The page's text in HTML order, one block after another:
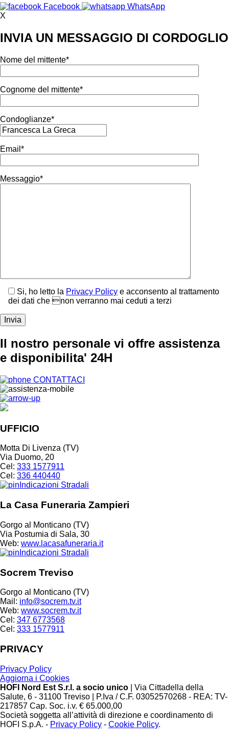
Facebook
WhatsApp
X
INVIA UN MESSAGGIO DI CORDOGLIO
Nome del mittente*
Cognome del mittente*
Condoglianze*
Email*
Messaggio*
Si, ho letto la Privacy Policy e acconsento al trattamento
dei dati che non verranno mai ceduti a terzi
Il nostro personale vi offre assistenza
e disponibilita' 24H
CONTATTACI
UFFICIO
Motta Di Livenza (TV)
Via Duomo, 20
Cel: 333 1577911
Cel: 336 440440
Indicazioni Stradali
La Casa Funeraria Zampieri
Gorgo al Monticano (TV)
Via Postumia di Sala, 30
Web: www.lacasafuneraria.it
Indicazioni Stradali
Socrem Treviso
Gorgo al Monticano (TV)
Mail: info@socrem.tv.it
Web: www.socrem.tv.it
Cel: 347 6773568
Cel: 333 1577911
PRIVACY
Privacy Policy
Aggiorna i Cookies
HOFI Nord Est S.r.l. a socio unico | Via Cittadella della
Salute, 6 - 31100 Treviso | P.Iva / C.F. 03052570268 - REA: TV-
217857 Cap. Soc. i.v. € 65.000,00
Società soggetta all’attività di direzione e coordinamento di
HOFI S.p.A. - Privacy Policy - Cookie Policy.